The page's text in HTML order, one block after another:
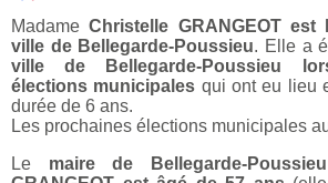
MadameChristelle GRANGEOT
ville de Bellegarde-Poussieu. Elle a
ville de Bellegarde-Poussieu
élections municipales qui ont eu lieu
durée de 6 ans.
Les prochaines élections municipales
Le maire de Bellegarde-